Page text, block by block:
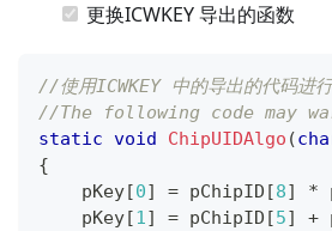
更换ICWKEY 导出的函数
//使用ICWKEY 中的导出的代码进
//The following code may
static void ChipUIDAlgo (
{
    pKey
[0] = pChipID [8] *
    pKey
[1] = pChipID [5] +